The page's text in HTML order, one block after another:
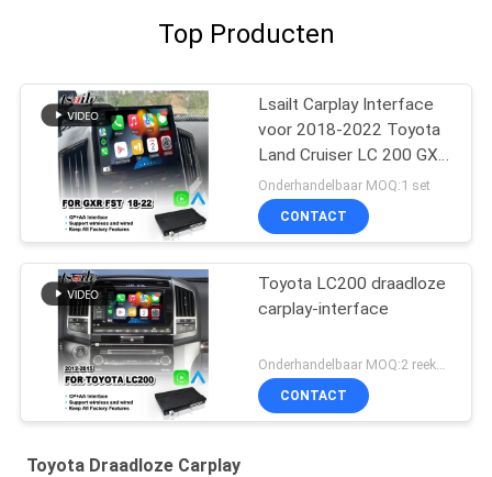
Top Producten
Lsailt Carplay Interface
voor 2018-2022 Toyota
Land Cruiser LC 200 GXR
GX-R LC200 FST Host
Radio
Onderhandelbaar MOQ:1 set
CONTACT
Toyota LC200 draadloze
carplay-interface
CONTACT
Toyota Draadloze Carplay